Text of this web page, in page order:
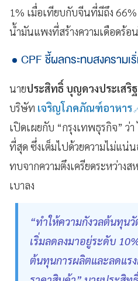
1% เมื่อเทียบกับจีนที่มีถึง
น้ำมันแพงที่สร้างความเดือดร้อ
CPF ชี้ผลกระทบสงครามเ
นายประสิทธิ์ บุญดวงประเสริฐ
บริษัท เจริญโภคภัณฑ์อาหาร
เปิดเผยกับ “กรุงเทพธุรกิจ” ว่
ที่สุด ซึ่งเต็มไปด้วยความไม่แน่
ทบจากความตึงเครียดระหว่าง
เบาลง
“ทำให้ความกังวลต้นทุน
เริ่มลดลงมาอยู่ระดับ
ต้นทุนการผลิตและลดแร